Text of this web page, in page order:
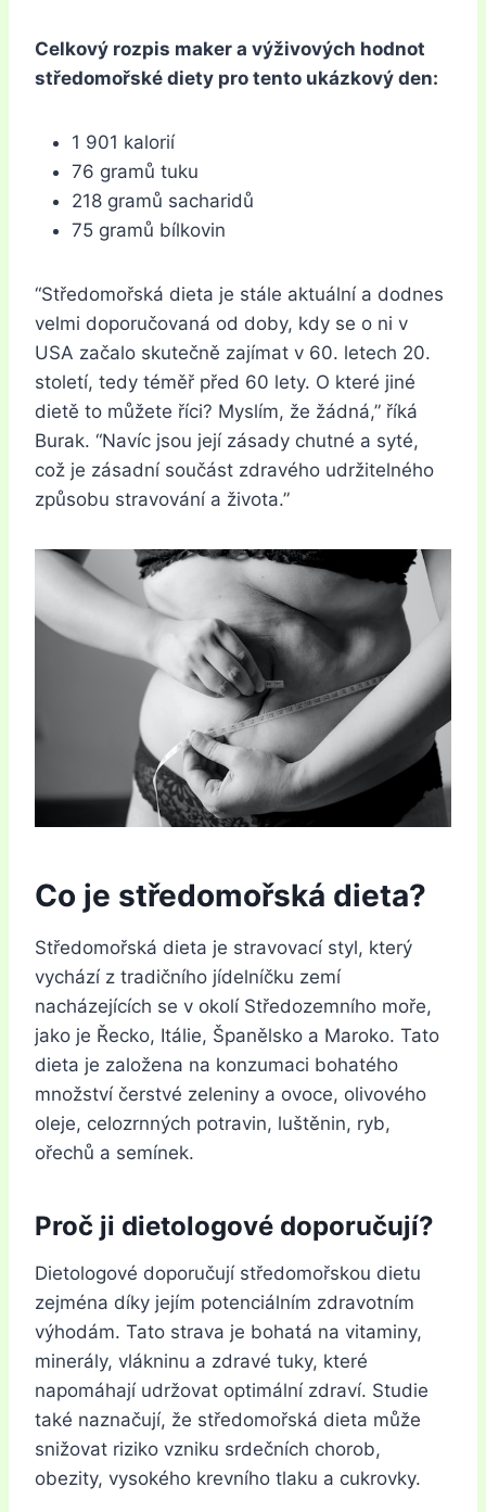
Celkový rozpis maker a výživových hodnot
středomořské diety pro tento ukázkový den:
1 901 kalorií
76 gramů tuku
218 gramů sacharidů
75 gramů bílkovin
“Středomořská dieta je stále aktuální a dodnes
velmi doporučovaná od doby, kdy se o ni v
USA začalo skutečně zajímat v 60. letech 20.
století, tedy téměř před 60 lety. O které jiné
dietě to můžete říci? Myslím, že žádná,” říká
Burak. “Navíc jsou její zásady chutné a syté,
což je zásadní součást zdravého udržitelného
způsobu stravování a života.”
Co je středomořská dieta?
Středomořská dieta je stravovací styl, který
vychází z tradičního jídelníčku zemí
nacházejících se v okolí Středozemního moře,
jako je Řecko, Itálie, Španělsko a Maroko. Tato
dieta je založena na konzumaci bohatého
množství čerstvé zeleniny a ovoce, olivového
oleje, celozrnných potravin, luštěnin, ryb,
ořechů a semínek.
Proč ji dietologové doporučují?
Dietologové doporučují středomořskou dietu
zejména díky jejím potenciálním zdravotním
výhodám. Tato strava je bohatá na vitaminy,
minerály, vlákninu a zdravé tuky, které
napomáhají udržovat optimální zdraví. Studie
také naznačují, že středomořská dieta může
snižovat riziko vzniku srdečních chorob,
obezity, vysokého krevního tlaku a cukrovky.